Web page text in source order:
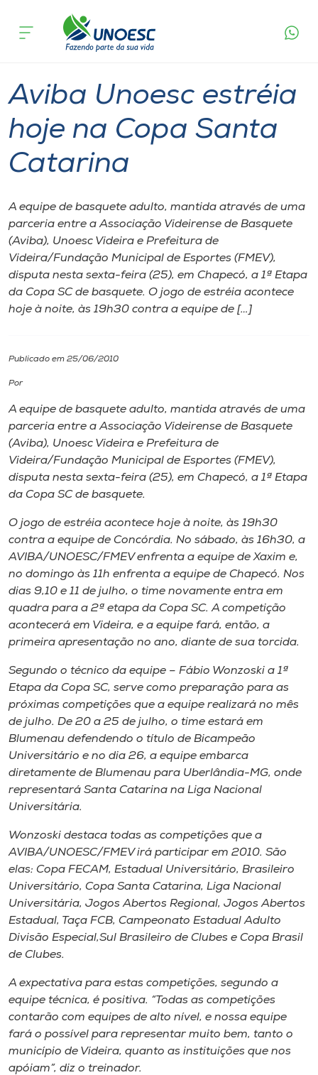
Cursos
Pesquisa
Atendimento ao Estudante
Portal de Ensino
A
Unoesc
Internacionalização
Cultura
CPA
Biblioteca
Editora
Rádio
Museu
Unoesc
Store
Selecione
acontece
Aviba Unoesc estréia
hoje na Copa Santa
Catarina
A equipe de basquete adulto, mantida através de uma
parceria entre a Associação Videirense de Basquete
(Aviba), Unoesc Videira e Prefeitura de
Videira/Fundação Municipal de Esportes (FMEV),
disputa nesta sexta-feira (25), em Chapecó, a 1ª Etapa
da Copa SC de basquete. O jogo de estréia acontece
hoje à noite, às 19h30 contra a equipe de […]
Publicado em 25/06/2010
Por
A equipe de basquete adulto, mantida através de uma
parceria entre a Associação Videirense de Basquete
(Aviba), Unoesc Videira e Prefeitura de
Videira/Fundação Municipal de Esportes (FMEV),
disputa nesta sexta-feira (25), em Chapecó, a 1ª Etapa
da Copa SC de basquete.
O jogo de estréia acontece hoje à noite, às 19h30
contra a equipe de Concórdia. No sábado, às 16h30, a
AVIBA/UNOESC/FMEV enfrenta a equipe de Xaxim e,
no domingo às 11h enfrenta a equipe de Chapecó. Nos
dias 9,10 e 11 de julho, o time novamente entra em
quadra para a 2ª etapa da Copa SC. A competição
acontecerá em Videira, e a equipe fará, então, a
primeira apresentação no ano, diante de sua torcida.
Segundo o técnico da equipe – Fábio Wonzoski a 1ª
Etapa da Copa SC, serve como preparação para as
próximas competições que a equipe realizará no mês
de julho. De 20 a 25 de julho, o time estará em
Blumenau defendendo o título de Bicampeão
Universitário e no dia 26, a equipe embarca
diretamente de Blumenau para Uberlândia-MG, onde
representará Santa Catarina na Liga Nacional
Universitária.
Wonzoski destaca todas as competições que a
AVIBA/UNOESC/FMEV irá participar em 2010. São
elas: Copa FECAM, Estadual Universitário, Brasileiro
Universitário, Copa Santa Catarina, Liga Nacional
Universitária, Jogos Abertos Regional, Jogos Abertos
Estadual, Taça FCB, Campeonato Estadual Adulto
Divisão Especial,Sul Brasileiro de Clubes e Copa Brasil
de Clubes.
A expectativa para estas competições, segundo a
equipe técnica, é positiva. “Todas as competições
contarão com equipes de alto nível, e nossa equipe
fará o possível para representar muito bem, tanto o
município de Videira, quanto as instituições que nos
apóiam”, diz o treinador.